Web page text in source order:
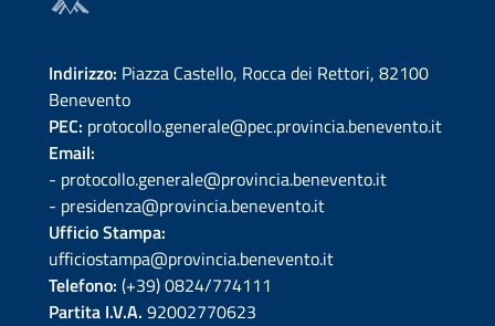
Indirizzo: Piazza Castello, Rocca dei Rettori, 82100
Benevento
PEC: protocollo.generale@pec.provincia.benevento.it
Email:
- protocollo.generale@provincia.benevento.it
- presidenza@provincia.benevento.it
Ufficio Stampa:
ufficiostampa@provincia.benevento.it
Telefono: (+39) 0824/774111
Partita I.V.A. 92002770623